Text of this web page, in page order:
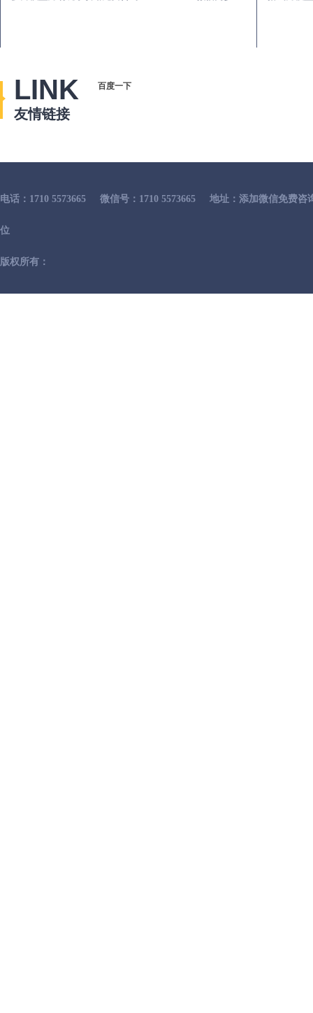
LINK
友情链接
百度一下
电话：1710 5573665 微信号：1710 5573665 地址：添加微信免费咨
位
版权所有：